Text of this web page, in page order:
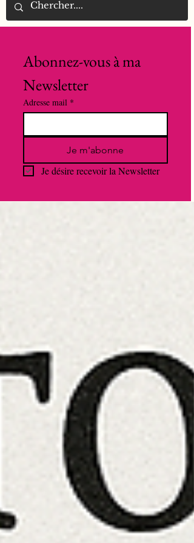
Abonnez-vous à ma
Newsletter
Adresse mail *
Je m'abonne
Je désire recevoir la Newsletter